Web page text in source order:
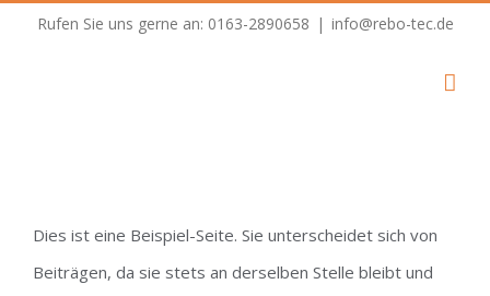
Rufen Sie uns gerne an: 0163-2890658 | info@rebo-tec.de
Dies ist eine Beispiel-Seite. Sie unterscheidet sich von
Beiträgen, da sie stets an derselben Stelle bleibt und